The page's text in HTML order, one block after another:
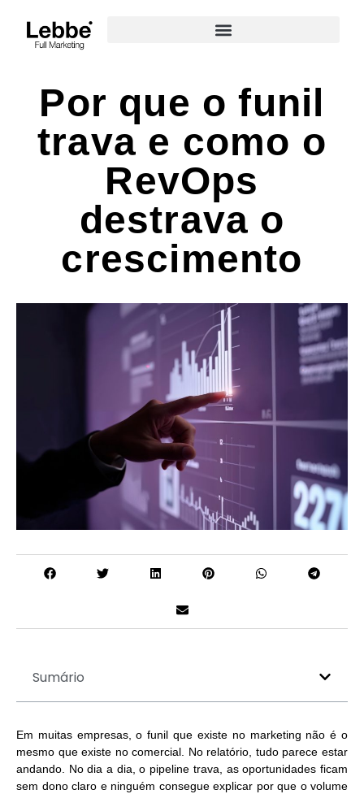
Por que o funil
trava e como o
RevOps
destrava o
crescimento
Sumário
Em muitas empresas, o funil que existe no marketing não é o
mesmo que existe no comercial. No relatório, tudo parece estar
andando. No dia a dia, o pipeline trava, as oportunidades ficam
sem dono claro e ninguém consegue explicar por que o volume